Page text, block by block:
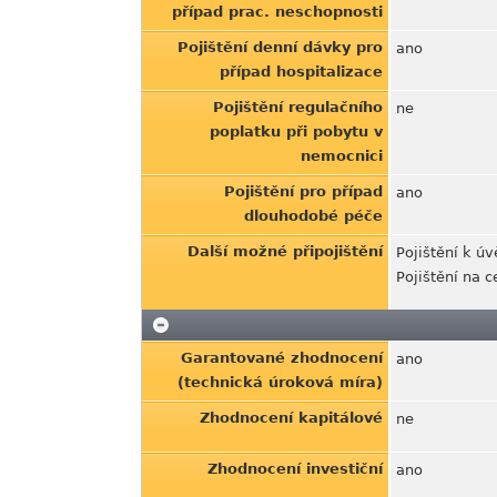
případ prac. neschopnosti
Pojištění denní dávky pro
případ hospitalizace
ano
Pojištění regulačního
poplatku při pobytu v
nemocnici
ne
Pojištění pro případ
dlouhodobé péče
ano
Další možné připojištění
Pojištění k
Pojištění na
Garantované zhodnocení
(technická úroková míra)
ano
Zhodnocení kapitálové ne
Zhodnocení investiční ano